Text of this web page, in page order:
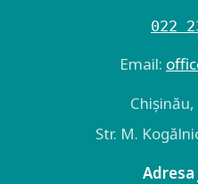
022
Email:
Str. M.